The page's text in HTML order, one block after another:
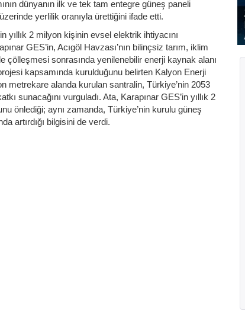
dünyanın ilk ve tek tam entegre güneş paneli
yerlilik oranıyla ürettiğini ifade etti.
yıllık 2 milyon kişinin evsel elektrik ihtiyacını
GES’in, Acıgöl Havzası’nın bilinçsiz tarım, iklim
çölleşmesi sonrasında yenilenebilir enerji kaynak alanı
kapsamında kurulduğunu belirten Kalyon Enerji
metrekare alanda kurulan santralin, Türkiye’nin 2053
sunacağını vurguladı. Ata, Karapınar GES’in yıllık 2
önlediği; aynı zamanda, Türkiye’nin kurulu güneş
artırdığı bilgisini de verdi.